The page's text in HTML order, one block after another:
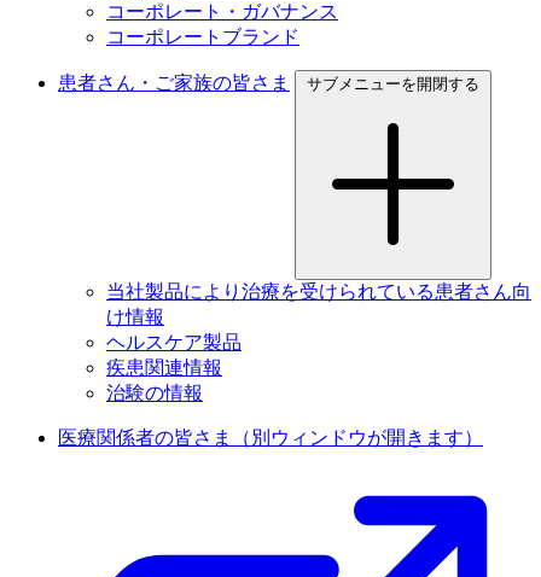
コーポレート・ガバナンス
コーポレートブランド
患者さん・ご家族の皆さま サブメニューを開閉する
当社製品により治療を受けられている患者さん向
け情報
ヘルスケア製品
疾患関連情報
治験の情報
医療関係者の皆さま （別ウィンドウが開きます）